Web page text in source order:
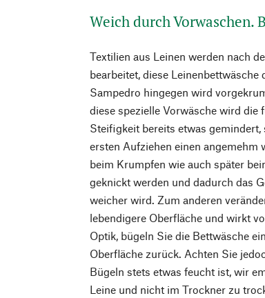
Weich durch Vorwaschen.
Textilien aus Leinen werden nach
bearbeitet, diese
Sampedro hingegen wird
diese spezielle Vorwäsche wird die
Steifigkeit bereits etwas
ersten Aufziehen einen angemehm
beim Krumpfen wie auch später
geknickt werden und dadurch das
weicher wird. Zum anderen
lebendigere Oberfläche und wirkt
Optik, bügeln Sie die Bettwäsche
Oberfläche zurück. Achten Sie
Bügeln stets etwas feucht ist, wir
Leine und nicht im Trockner zu